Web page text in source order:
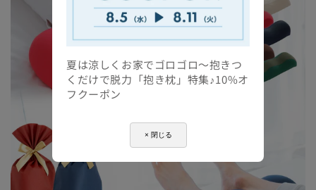
夏は涼しくお家でゴロゴロ～抱きつ
くだけで脱力「抱き枕」特集♪10%オ
フクーポン
× 閉じる